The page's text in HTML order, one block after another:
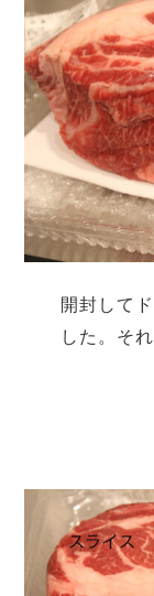
開封して
した。そ